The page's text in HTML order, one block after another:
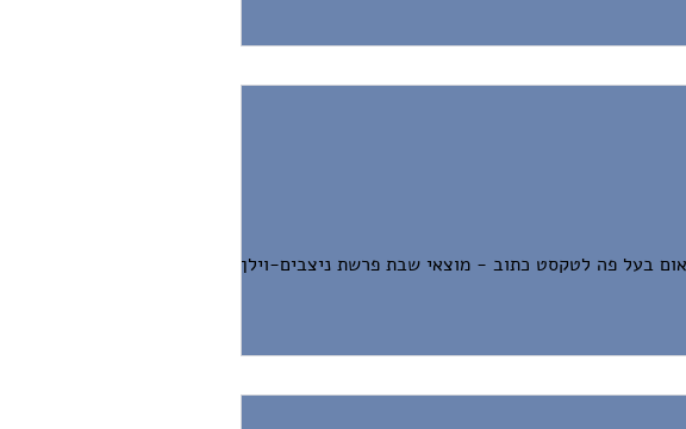
בעל פה לטקסט כתוב - מוצאי שבת פרשת ניצבים-וילך, אור